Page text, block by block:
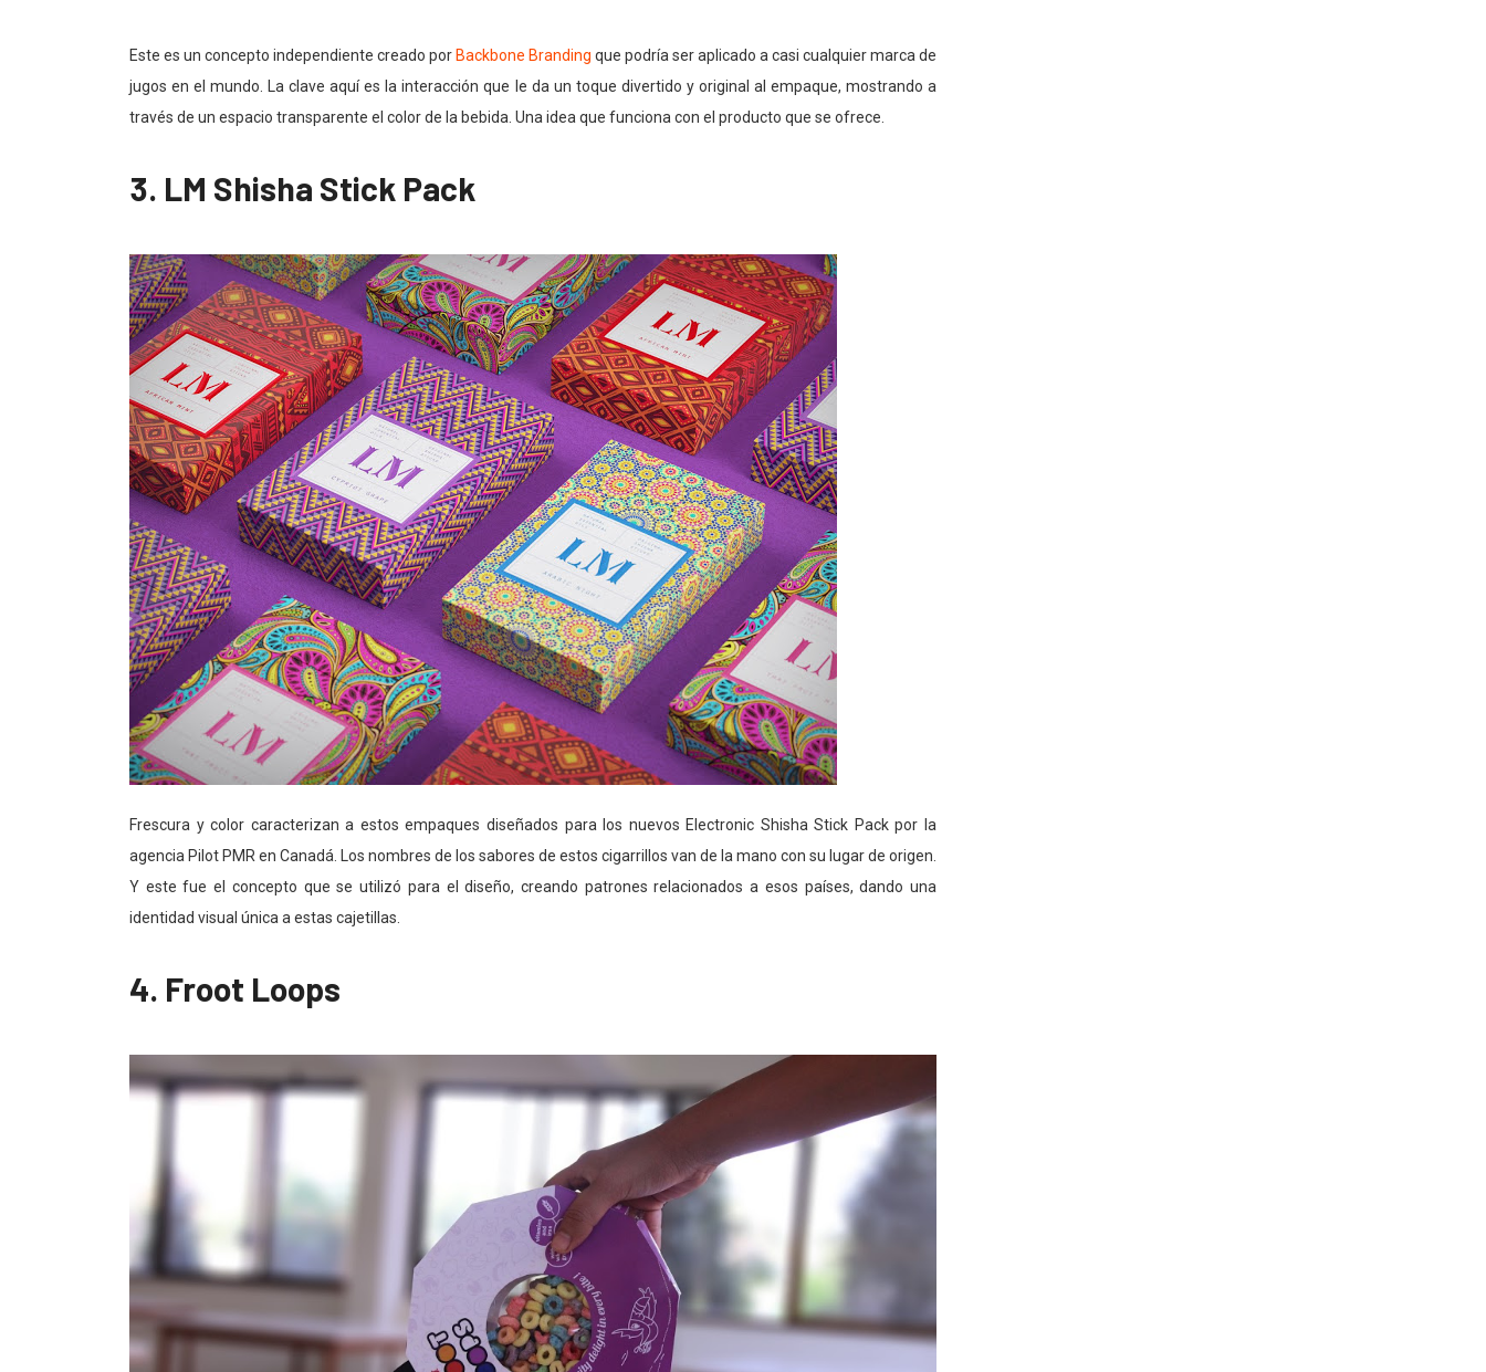
Este es un concepto independiente creado por Backbone Branding que podría ser aplicado a casi cualquier marca de
jugos en el mundo. La clave aquí es la interacción que le da un toque divertido y original al empaque, mostrando a
través de un espacio transparente el color de la bebida. Una idea que funciona con el producto que se ofrece.
3. LM Shisha Stick Pack
Frescura y color caracterizan a estos empaques diseñados para los nuevos Electronic Shisha Stick Pack por la
agencia Pilot PMR en Canadá. Los nombres de los sabores de estos cigarrillos van de la mano con su lugar de origen.
Y este fue el concepto que se utilizó para el diseño, creando patrones relacionados a esos países, dando una
identidad visual única a estas cajetillas.
4. Froot Loops